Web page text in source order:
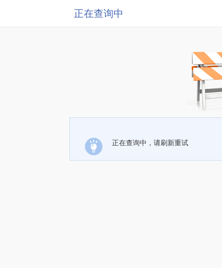
正在查询中
正在查询中，请刷新重试